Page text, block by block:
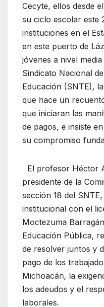
Cecyte, ellos desde
su ciclo escolar este
instituciones en el
en este puerto de
jóvenes a nivel
Sindicato Nacional
Educación (SNTE),
que hace un
que iniciaran las
de pagos, e insiste
su compromiso
El profesor Héctor
presidente de la
sección 18 del
institucional con el
Moctezuma
Educación Pública,
de resolver juntos y
pago de los
Michoacán, la
los adeudos y el
laborales.